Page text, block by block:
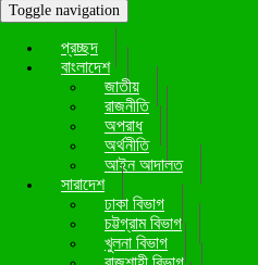
Toggle navigation
প্রচ্ছদ
বাংলাদেশ
জাতীয়
রাজনীতি
অপরাধ
অর্থনীতি
আইন আদালত
সারাদেশ
ঢাকা বিভাগ
চট্টগ্রাম বিভাগ
খুলনা বিভাগ